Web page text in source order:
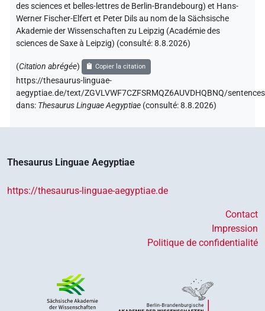
des sciences et belles-lettres de Berlin-Brandebourg) et Hans-
Werner Fischer-Elfert et Peter Dils au nom de la Sächsische
Akademie der Wissenschaften zu Leipzig (Académie des
sciences de Saxe à Leipzig) (consulté:8.8.2026)
(Citation abrégée) Copier la citation
https://thesaurus-linguae-
aegyptiae.de/text/ZGVLVWF7CZFSRMQZ6AUVDHQBNQ/
dans: Thesaurus Linguae Aegyptiae (consulté:8.8.2026)
Thesaurus Linguae Aegyptiae
https://thesaurus-linguae-aegyptiae.de
Contact
Impression
Politique de confidentialité